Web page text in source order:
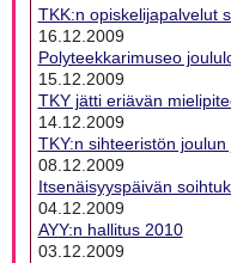
TKK:n opiskelijapalvelut
16.12.2009
Polyteekkarimuseo
15.12.2009
TKY jätti eriävän
14.12.2009
TKY:n sihteeristön
08.12.2009
Itsenäisyyspäivän
04.12.2009
AYY:n hallitus 2010
03.12.2009